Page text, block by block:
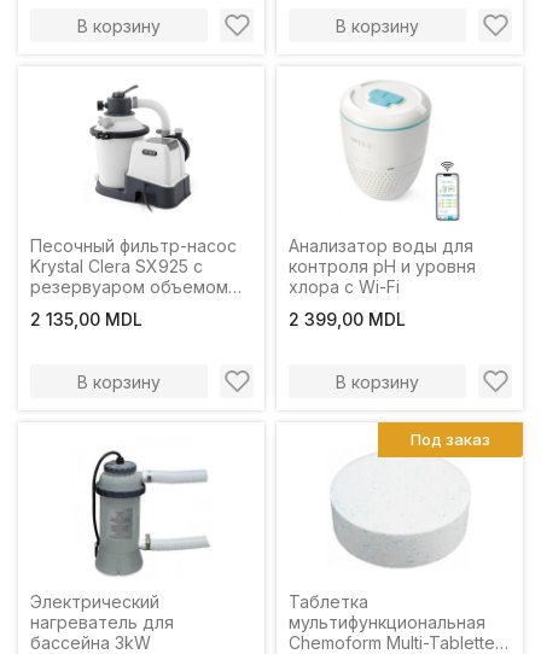
В корзину В корзину
Песочный фильтр-насос
Krystal Clera SX925 с
резервуаром объемом
производительность
2 135,00 MDL
В корзину
Анализатор воды для
контроля pH и уровня
хлора с Wi-Fi
2 399,00 MDL
В корзину
Электрический
нагреватель для
бассейна 3kW
Таблетка
мультифункциональная
Chemoform Multi-Tabletten
Под заказ